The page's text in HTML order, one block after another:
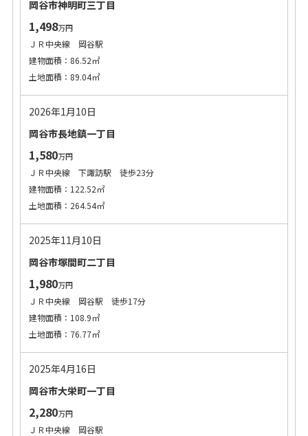
岡谷市神明町三丁目
1,498万円
ＪＲ中央線 岡谷駅
建物面積：86.52㎡
土地面積：89.04㎡
2026年1月10日
岡谷市長地鎮一丁目
1,580万円
ＪＲ中央線 下諏訪駅 徒歩23分
建物面積：122.52㎡
土地面積：264.54㎡
2025年11月10日
岡谷市塚間町二丁目
1,980万円
ＪＲ中央線 岡谷駅 徒歩17分
建物面積：108.9㎡
土地面積：76.77㎡
2025年4月16日
岡谷市大栄町一丁目
2,280万円
ＪＲ中央線 岡谷駅